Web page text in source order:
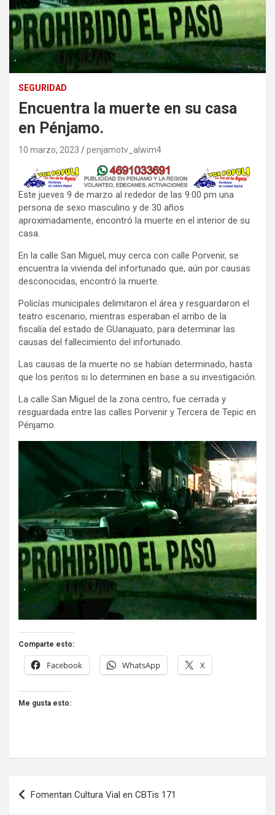
SEGURIDAD
Encuentra la muerte en su casa
en Pénjamo.
10 marzo, 2023 penjamotv_alwim4
Este jueves 9 de marzo al rededor de las 9:00 pm una
persona de sexo masculino y de 30 años
aproximadamente, encontró la muerte en el interior de su
casa.
En la calle San Miguel, muy cerca con calle Porvenir, se
encuentra la vivienda del infortunado que, aún por causas
desconocidas, encontró la muerte.
Policías municipales delimitaron el área y resguardaron el
teatro escenario, mientras esperaban el arribo de la
fiscalía del estado de GUanajuato, para determinar las
causas del fallecimiento del infortunado.
Las causas de la muerte no se habían determinado, hasta
que los peritos si lo determinen en base a su investigación.
La calle San Miguel de la zona centro, fue cerrada y
resguardada entre las calles Porvenir y Tercera de Tepic en
Pénjamo.
Comparte esto:
Facebook WhatsApp X
Me gusta esto:
Navegación
de
Fomentan Cultura Vial en CBTis 171